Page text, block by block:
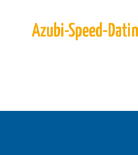
Azubi-Speed-